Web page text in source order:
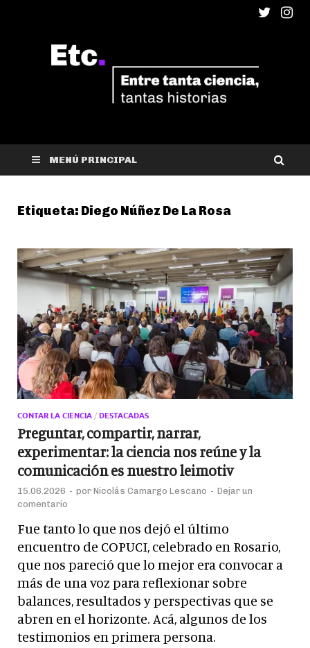
ETC
MENÚ PRINCIPAL
Etiqueta: Diego Núñez De La Rosa
CONTAR LA CIENCIA / DESTACADAS
Preguntar, compartir, narrar,
experimentar: la ciencia nos reúne y la
comunicación es nuestro leimotiv
15.06.2026 - por Nicolás Camargo Lescano - Dejar un
comentario
Fue tanto lo que nos dejó el último
encuentro de COPUCI, celebrado en Rosario,
que nos pareció que lo mejor era convocar a
más de una voz para reflexionar sobre
balances, resultados y perspectivas que se
abren en el horizonte. Acá, algunos de los
testimonios en primera persona.